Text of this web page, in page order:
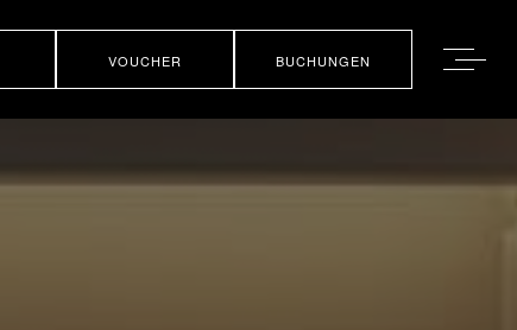
VOUCHER BUCHUNGEN